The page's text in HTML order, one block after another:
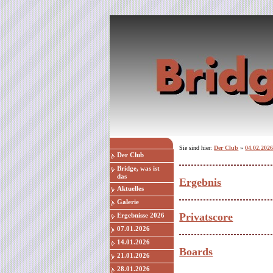
Der Club
Bridge, was ist
das
Aktuelles
Galerie
Ergebnisse 2026
07.01.2026
14.01.2026
21.01.2026
28.01.2026
Sie sind hier:Der Club »04.02.2026
Ergebnis
Privatscore
Boards